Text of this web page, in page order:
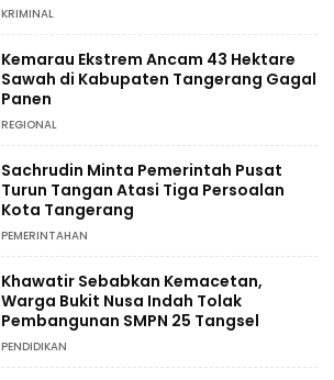
KRIMINAL
Kemarau Ekstrem Ancam 43 Hektare
Sawah di Kabupaten Tangerang Gagal
Panen
REGIONAL
Sachrudin Minta Pemerintah Pusat
Turun Tangan Atasi Tiga Persoalan
Kota Tangerang
PEMERINTAHAN
Khawatir Sebabkan Kemacetan,
Warga Bukit Nusa Indah Tolak
Pembangunan SMPN 25 Tangsel
PENDIDIKAN